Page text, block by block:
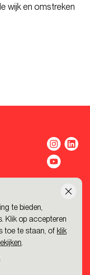
te bieden,
Klik op accepteren
toe te staan, of klik
.
wijk en omstreken